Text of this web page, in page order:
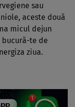
sau
aceste două
micul dejun
te de
ziua.